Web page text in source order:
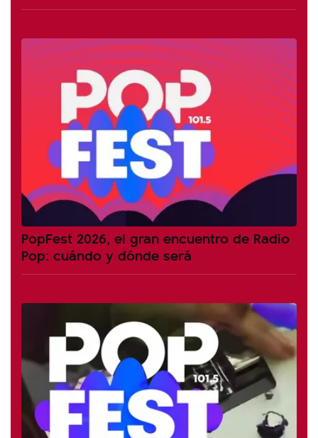
PopFest 2026, el gran encuentro de Radio
Pop: cuándo y dónde será